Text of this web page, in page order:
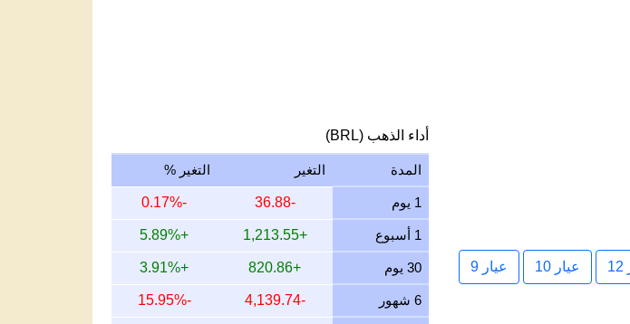
عيار 10 عيار 9
أداء الذهب (BRL)
المدة التغير التغير %
1 يوم -36.88
-0.17%
1 أسبوع +1,213.55
+5.89%
30 يوم +820.86
+3.91%
6 شهور -4,139.74
-15.95%